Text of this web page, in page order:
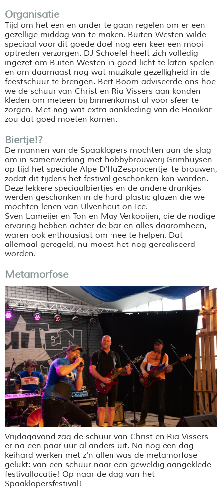
Organisatie
Tijd om het een en ander te gaan regelen om er een
gezellige middag van te maken. Buiten Westen wilde
speciaal voor dit goede doel nog een keer een mooi
optreden verzorgen. DJ Schoefel heeft zich volledig
ingezet om Buiten Westen in goed licht te laten spelen
en om daarnaast nog wat muzikale gezelligheid in de
feestschuur te brengen. Bert Boom adviseerde ons hoe
we de schuur van Christ en Ria Vissers aan konden
kleden om meteen bij binnenkomst al voor sfeer te
zorgen. Met nog wat extra aankleding van de Hooikar
zou dat goed moeten komen.
Biertje!?
De mannen van de Spaaklopers mochten aan de slag
om in samenwerking met hobbybrouwerij Grimhuysen
op tijd het speciale Alpe D'HuZesprocentje te brouwen,
zodat dit tijdens het festival geschonken kon worden.
Deze lekkere speciaalbiertjes en de andere drankjes
werden geschonken in de hard plastic glazen die we
mochten lenen van Ulvenhout on Ice.
Sven Lameijer en Ton en May Verkooijen, die de nodige
ervaring hebben achter de bar en alles daaromheen,
waren ook enthousiast om mee te helpen. Dat
allemaal geregeld, nu moest het nog gerealiseerd
worden.
Metamorfose
Vrijdagavond zag de schuur van Christ en Ria Vissers
er na een paar uur al anders uit. Na nog een dag
keihard werken met z'n allen was de metamorfose
gelukt: van een schuur naar een geweldig aangeklede
festivallocatie! Op naar de dag van het
Spaaklopersfestival!